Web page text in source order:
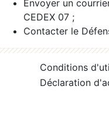
Envoyer un
CEDEX 07 ;
Contacter le
Conditions
Déclaration